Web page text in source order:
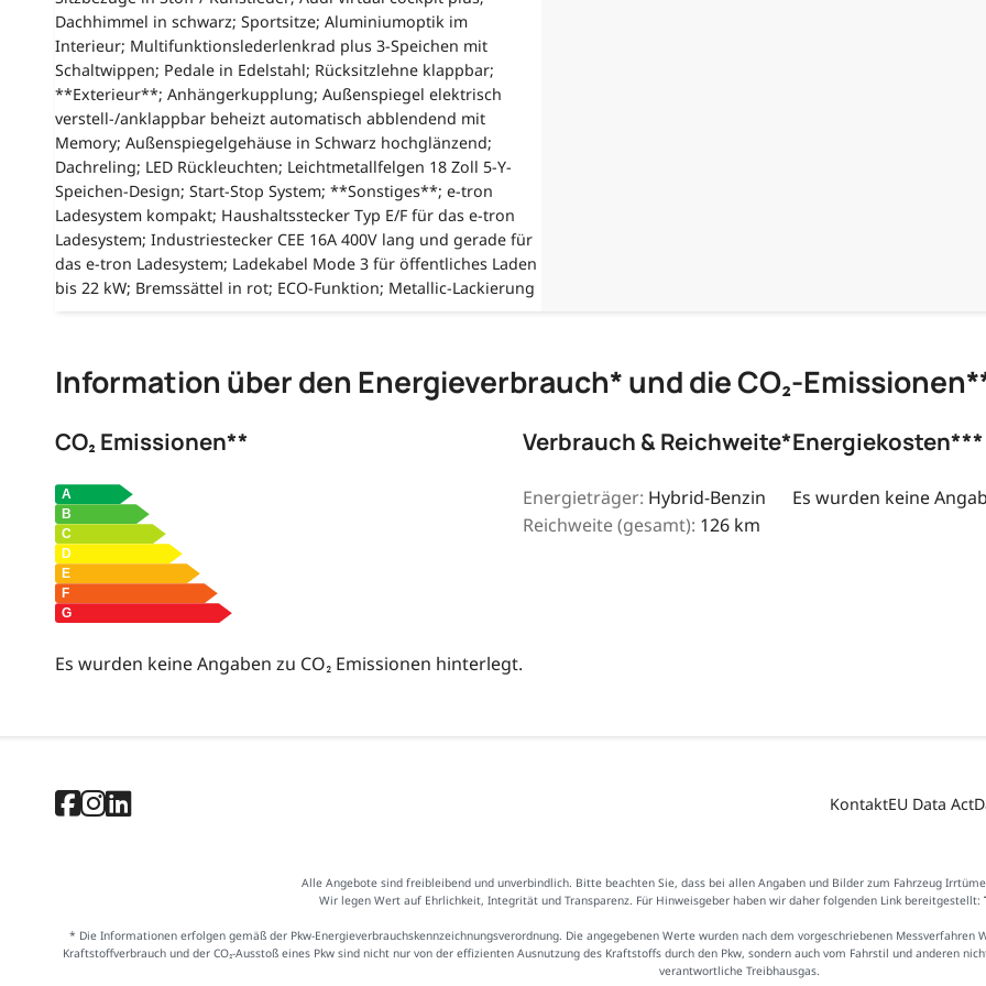
Dachhimmel in schwarz; Sportsitze; Aluminiumoptik im
Interieur; Multifunktionslederlenkrad plus 3-Speichen mit
Schaltwippen; Pedale in Edelstahl; Rücksitzlehne klappbar;
**Exterieur**; Anhängerkupplung; Außenspiegel elektrisch
verstell-/anklappbar beheizt automatisch abblendend mit
Memory; Außenspiegelgehäuse in Schwarz hochglänzend;
Dachreling; LED Rückleuchten; Leichtmetallfelgen 18 Zoll 5-Y-
Speichen-Design; Start-Stop System; **Sonstiges**; e-tron
Ladesystem kompakt; Haushaltsstecker Typ E/F für das e-tron
Ladesystem; Industriestecker CEE 16A 400V lang und gerade für
das e-tron Ladesystem; Ladekabel Mode 3 für öffentliches Laden
bis 22 kW; Bremssättel in rot; ECO-Funktion; Metallic-Lackierung
Information über den Energieverbrauch* und die CO₂-
CO₂ Emissionen**
Es wurden keine Angaben zu CO₂ Emissionen hinterlegt.
Verbrauch & Reichweite*
Energieträger: Hybrid-Benzin
Reichweite (gesamt): 126 km
Energiekosten***
Es wurden keine
KontaktEU Data Act
Alle Angebote sind freibleibend und unverbindlich. Bitte beachten Sie, dass bei allen Angaben und Bilder zum Fahrzeug
Wir legen Wert auf Ehrlichkeit, Integrität und Transparenz. Für Hinweisgeber haben wir daher folgenden Link bereitgestellt:
* Die Informationen erfolgen gemäß der Pkw-Energieverbrauchskennzeichnungsverordnung. Die angegebenen Werte wurden nach dem vorgeschriebenen
Kraftstoffverbrauch und der CO₂-Ausstoß eines Pkw sind nicht nur von der effizienten Ausnutzung des Kraftstoffs durch den Pkw, sondern auch vom Fahrstil und anderen
verantwortliche Treibhausgas.